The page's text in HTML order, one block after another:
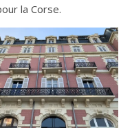
la Corse.